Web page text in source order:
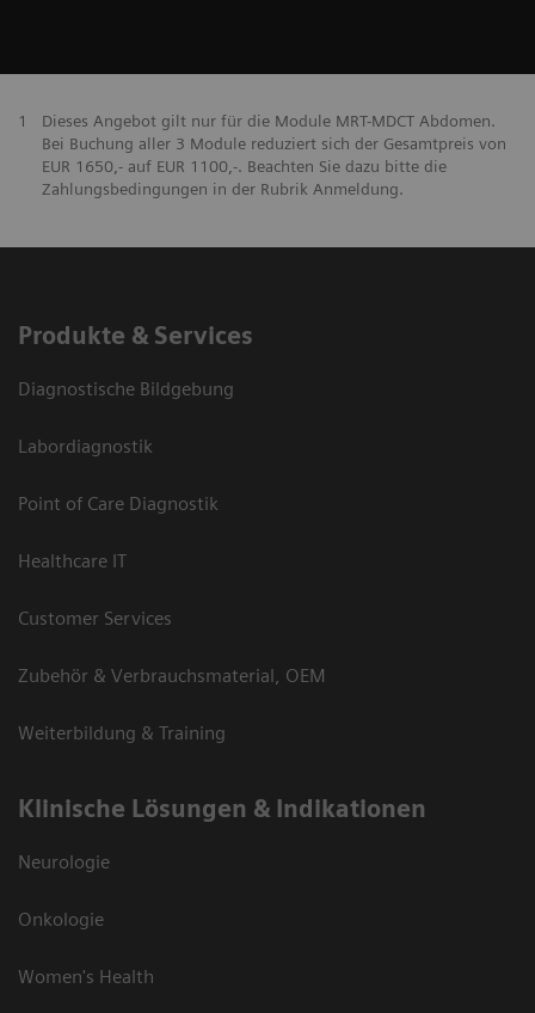
1
Dieses Angebot gilt nur für die Module MRT-MDCT Abdomen.
Bei Buchung aller 3 Module reduziert sich der Gesamtpreis von
EUR 1650,- auf EUR 1100,-. Beachten Sie dazu bitte die
Zahlungsbedingungen in der Rubrik Anmeldung.
Produkte & Services
Diagnostische Bildgebung
Labordiagnostik
Point of Care Diagnostik
Healthcare IT
Customer Services
Zubehör & Verbrauchsmaterial, OEM
Weiterbildung & Training
Klinische Lösungen & Indikationen
Neurologie
Onkologie
Women's Health